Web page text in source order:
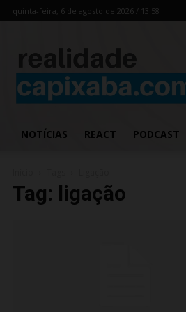
quinta-feira, 6 de agosto de 2026 / 13:58
NOTÍCIAS REACT PODCAST
Tag: ligação